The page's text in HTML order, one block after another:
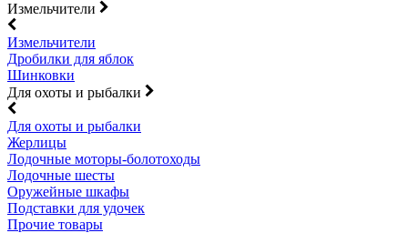
Измельчители
Измельчители
Дробилки для яблок
Шинковки
Для охоты и рыбалки
Для охоты и рыбалки
Жерлицы
Лодочные моторы-болотоходы
Лодочные шесты
Оружейные шкафы
Подставки для удочек
Прочие товары